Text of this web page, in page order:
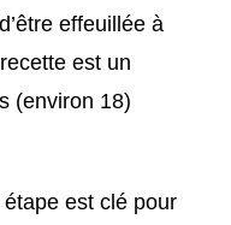
effeuillée à
est un
(environ 18)
étape est clé pour